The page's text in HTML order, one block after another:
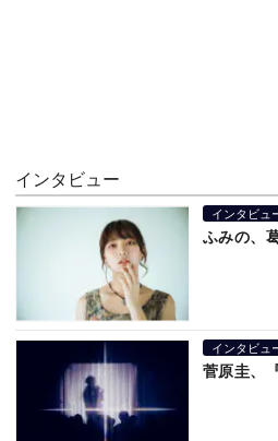
インタビュー
インタビュ
ふみの、
インタビュ
菅原圭、